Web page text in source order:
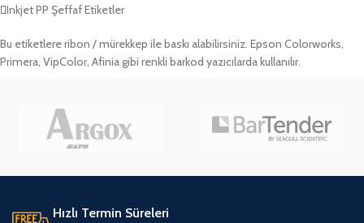
Inkjet PP Şeffaf Etiketler
Bu etiketlere ribon / mürekkep ile baskı alabilirsiniz. Epson Colorworks,
Primera, VipColor, Afinia gibi renkli barkod yazıcılarda kullanılır.
Hızlı Termin Süreleri